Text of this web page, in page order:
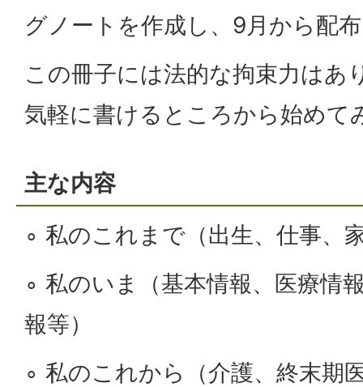
グノートを作成し、9月から配
この冊子には法的な拘束力はあ
気軽に書けるところから始めて
主な内容
∘ 私のこれまで（出生、仕事、
∘ 私のいま（基本情報、医療情
報等）
∘ 私のこれから（介護、終末期